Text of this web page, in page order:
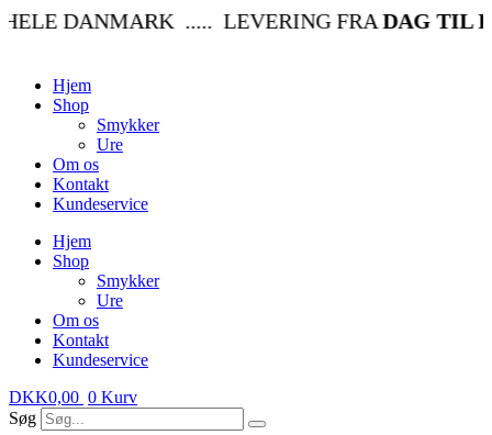
VidereDANMARK ..... LEVERING FRADAG TIL
Hjem
Shop
Smykker
Ure
Om os
Kontakt
Kundeservice
Hjem
Shop
Smykker
Ure
Om os
Kontakt
Kundeservice
DKK0,00 0 Kurv
Søg